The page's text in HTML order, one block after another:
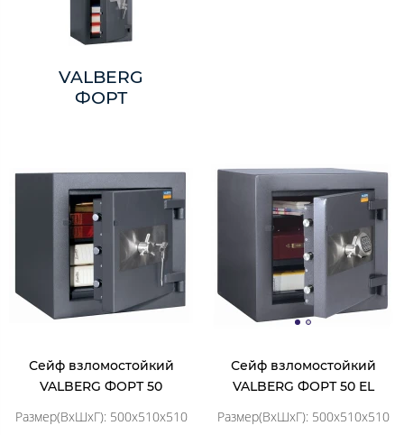
VALBERG
ФОРТ
Сейф взломостойкий
VALBERG ФОРТ 50
Размер(ВхШхГ): 500x510x510
Сейф взломостойкий
VALBERG ФОРТ 50 EL
Размер(ВхШхГ): 500x510x510